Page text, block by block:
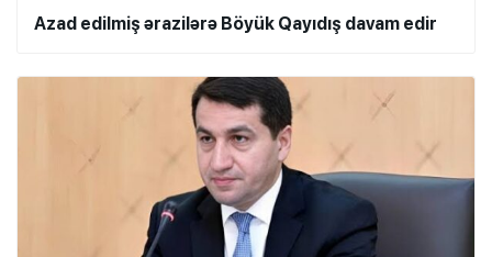
Azad edilmiş ərazilərə Böyük Qayıdış davam edir